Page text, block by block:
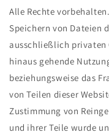
Alle Rechte
Speichern von Dateien
ausschließlich privaten
hinaus gehende
beziehungsweise das
von Teilen dieser
Zustimmung von
und ihrer Teile wurde